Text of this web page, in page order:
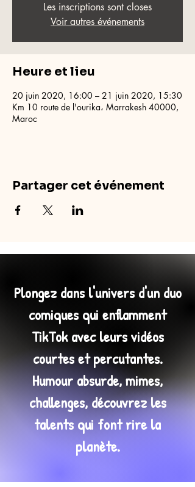
Les inscriptions sont closes
Voir autres événements
Heure et lieu
20 juin 2020, 16:00 – 21 juin 2020, 15:30
Km 10 route de l'ourika، Marrakesh 40000,
Maroc
Partager cet événement
Plongez dans l'univers d'un duo
comiques qui enflamment
TikTok avec leurs vidéos
courtes et percutantes.
Humour absurde, mimes,
challenges, découvrez les
talents qui font rire la
planète.